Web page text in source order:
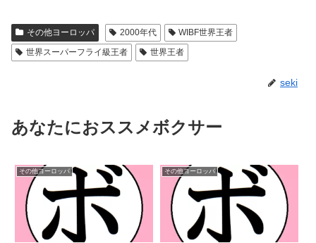
その他ヨーロッパ 2000年代
WIBF世界王者
世界スーパーフライ級王者
世界王者
seki
あなたにおススメボクサー
その他ヨーロッパ その他ヨーロッパ